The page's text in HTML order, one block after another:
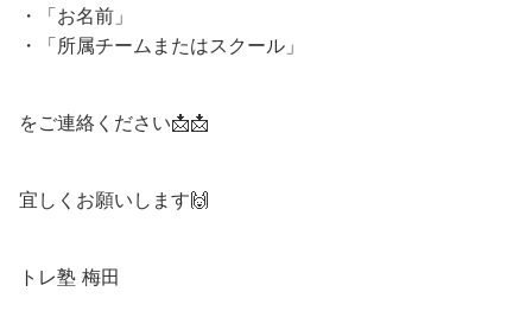
・「お名前」
・「所属チームまたはスクール」
をご連絡ください📩📩
宜しくお願いします🙌
トレ塾 梅田